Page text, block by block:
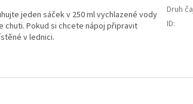
jeden sáček v 250 ml vychlazené vody
chuti. Pokud si chcete nápoj připravit
v lednici.
Druh
ID: